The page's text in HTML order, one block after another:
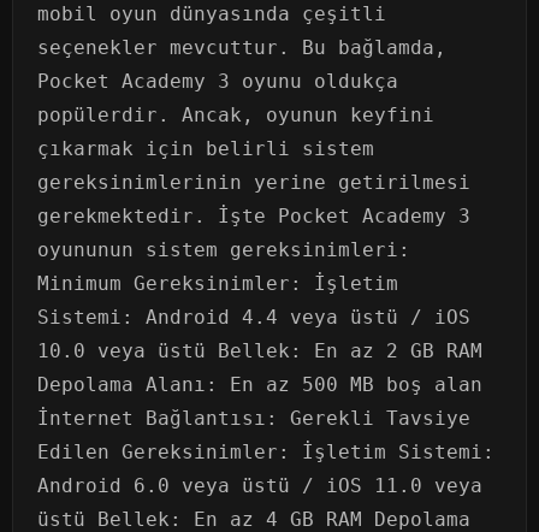
mobil oyun dünyasında çeşitli
seçenekler mevcuttur. Bu bağlamda,
Pocket Academy 3 oyunu oldukça
popülerdir. Ancak, oyunun keyfini
çıkarmak için belirli sistem
gereksinimlerinin yerine getirilmesi
gerekmektedir. İşte Pocket Academy 3
oyununun sistem gereksinimleri:
Minimum Gereksinimler: İşletim
Sistemi: Android 4.4 veya üstü / iOS
10.0 veya üstü Bellek: En az 2 GB RAM
Depolama Alanı: En az 500 MB boş alan
İnternet Bağlantısı: Gerekli Tavsiye
Edilen Gereksinimler: İşletim Sistemi:
Android 6.0 veya üstü / iOS 11.0 veya
üstü Bellek: En az 4 GB RAM Depolama